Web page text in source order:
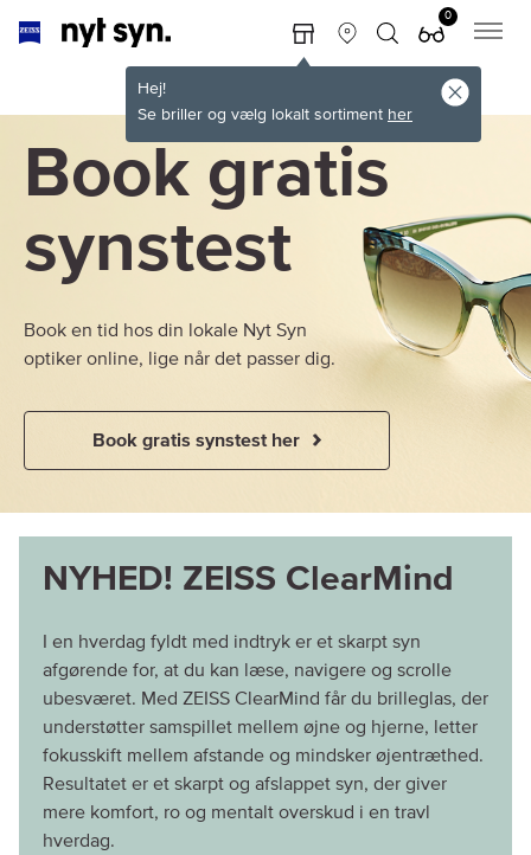
Hej!
Se briller og vælg lokalt sortiment her
0
Book gratis
synstest
Book en tid hos din lokale Nyt Syn
optiker online, lige når det passer dig.
Book gratis synstest her
NYHED! ZEISS ClearMind
I en hverdag fyldt med indtryk er et skarpt syn
afgørende for, at du kan læse, navigere og scrolle
ubesværet. Med ZEISS ClearMind får du brilleglas, der
understøtter samspillet mellem øjne og hjerne, letter
fokusskift mellem afstande og mindsker øjentræthed.
Resultatet er et skarpt og afslappet syn, der giver
mere komfort, ro og mentalt overskud i en travl
hverdag.